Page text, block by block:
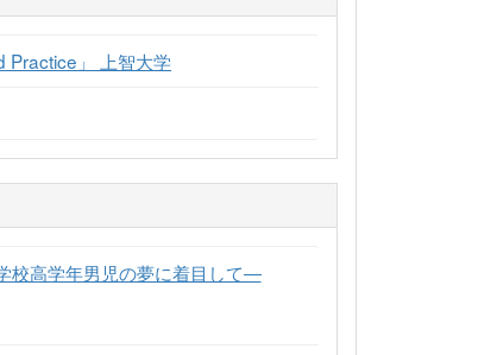
Practice」 上智大学
校高学年男児の夢に着目して―